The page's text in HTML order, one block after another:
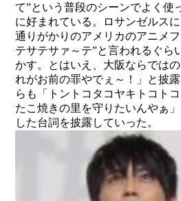
て”という普段のシーンでよく使
に好まれている。ロサンゼルス
通りがかりのアメリカのアニメ
テサテサァ～テ”と言われるぐら
かす。とはいえ、大阪ならでは
れがお前の罪やでぇ～！」と披
らも「トントコタコヤキトコト
たこ焼きの里を守りたいんやぁ
した台詞を披露していった。